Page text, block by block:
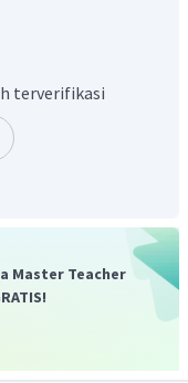
telah menunjukkan
dari seluruh
terverifikasi
Master Teacher